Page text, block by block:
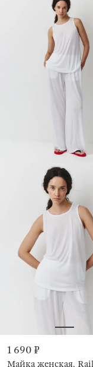
1 690 ₽
Майка женская,